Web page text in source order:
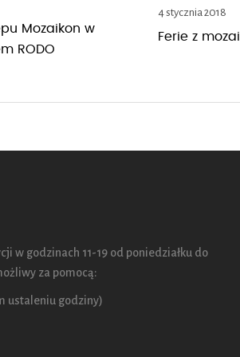
Mozaikon w
RODO
4 stycznia 2018
Ferie z
w godzinach 11-19 od poniedziałku do
za pomocą:
ustaleniu godziny)